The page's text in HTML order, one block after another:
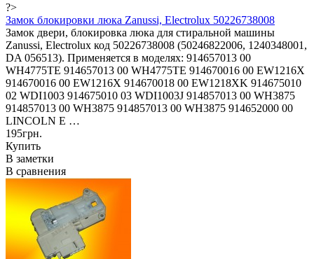
?>
Замок блокировки люка Zanussi, Electrolux 50226738008
Замок двери, блокировка люка для стиральной машины
Zanussi, Electrolux код 50226738008 (50246822006, 1240348001,
DA 056513). Применяется в моделях: 914657013 00
WH4775TE 914657013 00 WH4775TE 914670016 00 EW1216X
914670016 00 EW1216X 914670018 00 EW1218XK 914675010
02 WDI1003 914675010 03 WDI1003J 914857013 00 WH3875
914857013 00 WH3875 914857013 00 WH3875 914652000 00
LINCOLN E …
195грн.
Купить
В заметки
В сравнения